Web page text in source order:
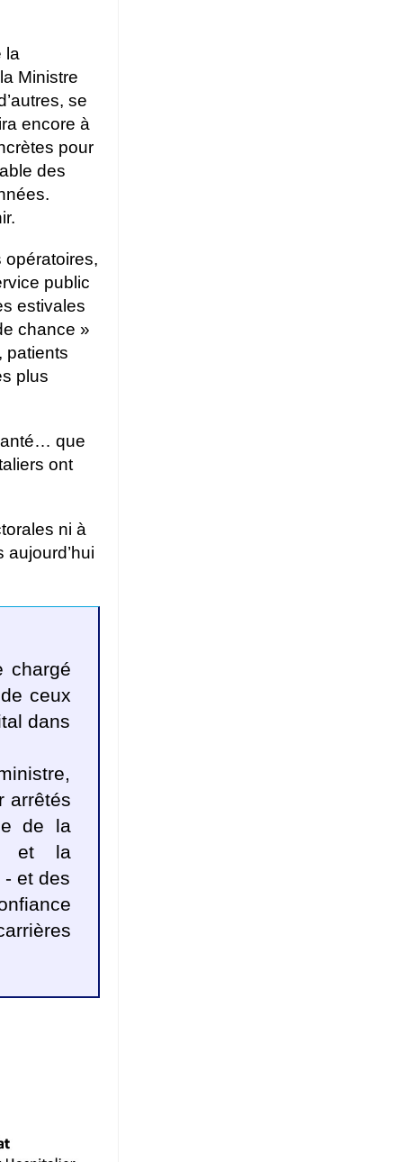
la
Ministre
se
encore à
pour
des
opératoires,
public
estivales
chance »
patients
plus
que
ont
ni à
chargé
ceux
dans
arrêtés
de la
et la
et des